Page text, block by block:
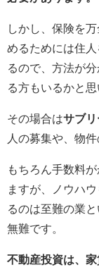
しかし、保険を
めるためには住
るので、方法が
る方もいるかと思
その場合はサブ
人の募集や、物
もちろん手数料
ますが、ノウハ
るのは至難の業
無難です。
不動産投資は、